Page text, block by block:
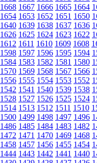
1668 1667 1666 1665 1664
1654 1653 1652 1651 1650
1640 1639 1638 1637 1636
1626 1625 1624 1623 1622
1612 1611 1610 1609 1608
1598 1597 1596 1595 1594
1584 1583 1582 1581 1580
1570 1569 1568 1567 1566
1556 1555 1554 1553 1552
1542 1541 1540 1539 1538
1528 1527 1526 1525 1524
1514 1513 1512 1511 1510
1500 1499 1498 1497 1496
1486 1485 1484 1483 1482
1472 1471 1470 1469 1468
1458 1457 1456 1455 1454
1444 1443 1442 1441 1440